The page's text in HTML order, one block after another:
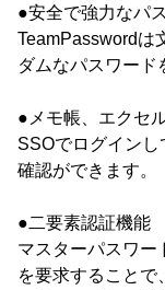
●安全で強力なパ
TeamPasswordは
ダムなパスワード
●メモ帳、エクセ
SSOでログイン
確認ができます。
●二要素認証機能
マスターパスワー
を要求することで